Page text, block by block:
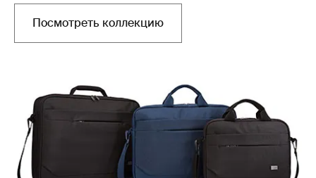
Посмотреть коллекциюОткрывается в новой вкладке